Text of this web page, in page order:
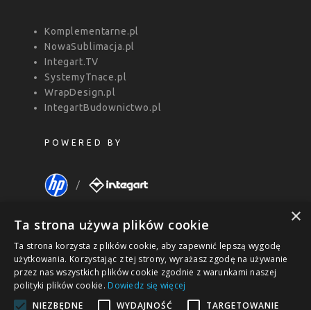
Komplementarne.pl
NowaSublimacja.pl
Integart.TV
SystemyTnace.pl
WrapDesign.pl
IntegartBudownictwo.pl
POWERED BY
×
Ta strona używa plików cookie
Ta strona korzysta z plików cookie, aby zapewnić lepszą wygodę
użytkowania. Korzystając z tej strony, wyrażasz zgodę na używanie
przez nas wszystkich plików cookie zgodnie z warunkami naszej
polityki plików cookie. Dowiedz się więcej
NIEZBĘDNE
WYDAJNOŚĆ TARGETOWANIE